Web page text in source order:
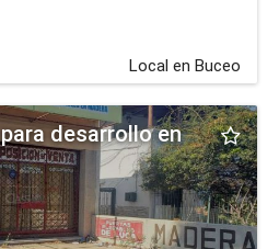
Local en Buceo
desarrollo en